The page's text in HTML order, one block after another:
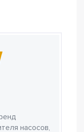
насосов,